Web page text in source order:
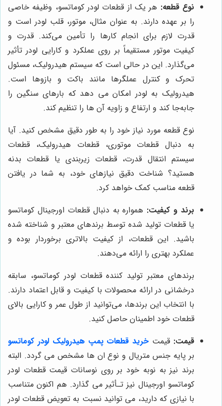
نوع قطعه: هر یک از قطعات لودر کوماتسو، وظیفه خاصی
را بر عهده دارند. به عنوان مثال، موتور، قلب لودر است و
قدرت لازم برای انجام کارها را تأمین می‌کند. قدرت و
کیفیت موتور مستقیماً بر روی عملکرد و کارایی لودر تأثیر
می‌گذارد. این در حالی است که سیستم هیدرولیک، مسئول
تحرک و کنترل عملگرها مانند باکت و بازوها است.
هیدرولیک به لودر امکان می دهد که بارهای سنگین را
جابه‌جا کند و ارتفاع و زاویه آن ها را تنظیم کند.
نوع قطعه مورد نیاز خود را به طور دقیق مشخص کنید. آیا
به دنبال قطعات موتوری، قطعات هیدرولیک، قطعات
سیستم انتقال قدرت، قطعات زیربندی یا قطعات بدنه
هستید؟ شناخت دقیق نیازهای خود، به شما در یافتن
قطعه مناسب کمک خواهد کرد.
برند و کیفیت: همواره به دنبال قطعات اورجینال کوماتسو
یا قطعات تولید شده توسط برندهای معتبر و شناخته شده
باشید. این قطعات، از کیفیت بالاتری برخوردار بوده و
عملکرد بهتری را ارائه می‌دهند.
برندهای معتبر تولید کننده قطعات لودر کوماتسو، سابقه
درخشانی در ارائه محصولات با کیفیت و قابل اعتماد دارند.
با انتخاب این برندها، می‌توانید از طول عمر و کارایی بالای
قطعات خود اطمینان حاصل کنید.
قیمت: قیمت خرید قطعات پمپ هیدرولیک لودر کوماتسو
بر پایه جنس متریال و نوع ان ها مشخص می گردد. البته
برند نیز به نوبه خود بر روی نوسانات قیمت قطعات لودر
کوماتسو اورجینال نیز تـأثیر می گذارد. هم اکنون متناسب
با نیازی که دارید، می توانید نسبت به تعویض قطعات لودر